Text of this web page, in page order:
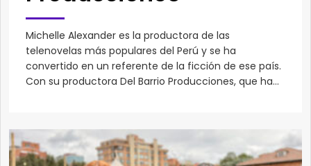
Michelle Alexander es la productora de las
telenovelas más populares del Perú y se ha
convertido en un referente de la ficción de ese país.
Con su productora Del Barrio Producciones, que ha...